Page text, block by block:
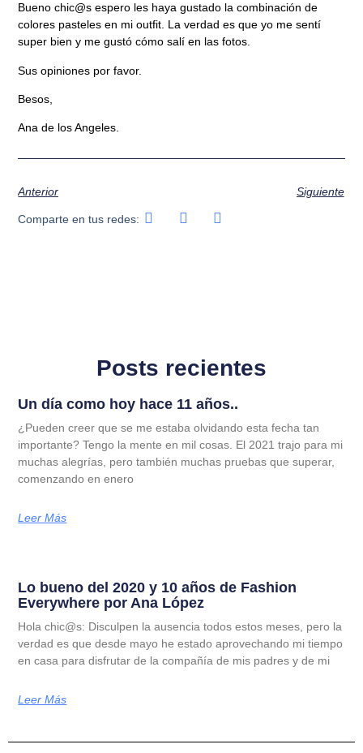
Buenochic@s espero les haya gustado la combinación de
colores pasteles en mi outfit. La verdad es que yo me sentí
super bien y me gustó cómo salí en las fotos.
Sus opiniones por favor.
Besos,
Ana de los Angeles.
Anterior Siguiente
Comparte en tus redes:
Posts recientes
Un día como hoy hace 11 años..
¿Pueden creer que se me estaba olvidando esta fecha tan
importante? Tengo la mente en mil cosas. El 2021 trajo para mi
muchas alegrías, pero también muchas pruebas que superar,
comenzando en enero
Leer Más
Lo bueno del 2020 y 10 años de Fashion
Everywhere por Ana López
Hola chic@s: Disculpen la ausencia todos estos meses, pero la
verdad es que desde mayo he estado aprovechando mi tiempo
en casa para disfrutar de la compañía de mis padres y de mi
Leer Más